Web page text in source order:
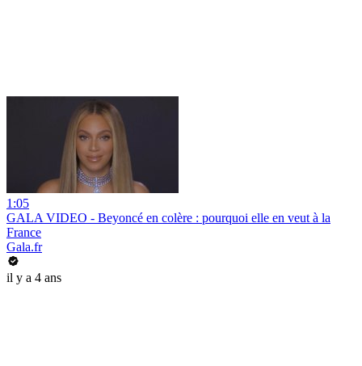
1:05
GALA VIDEO - Beyoncé en colère : pourquoi elle en veut à la
France
Gala.fr
il y a 4 ans